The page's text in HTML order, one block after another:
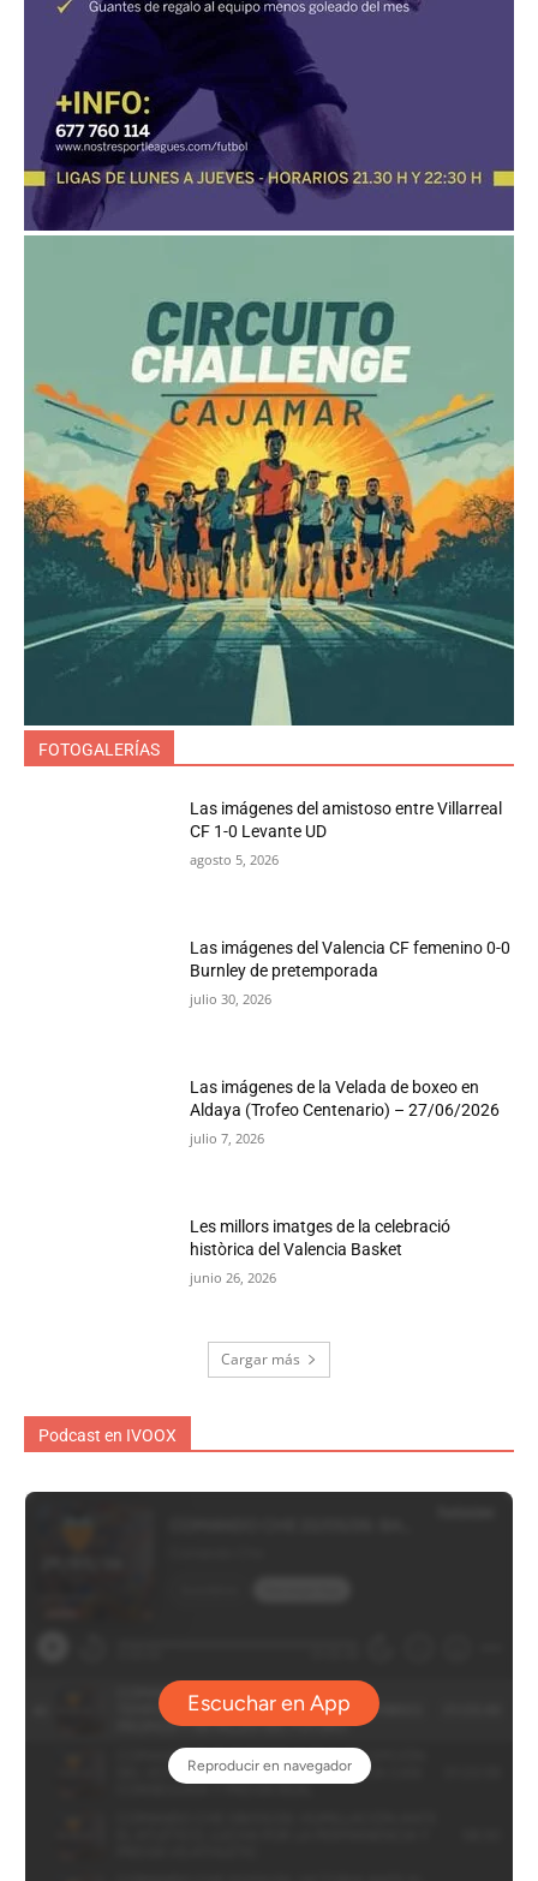
FOTOGALERÍAS
Las imágenes del amistoso entre Villarreal
CF 1-0 Levante UD
agosto 5, 2026
Las imágenes del Valencia CF femenino 0-0
Burnley de pretemporada
julio 30, 2026
Las imágenes de la Velada de boxeo en
Aldaya (Trofeo Centenario) – 27/06/2026
julio 7, 2026
Les millors imatges de la celebració
històrica del Valencia Basket
junio 26, 2026
Cargar más
Podcast en IVOOX